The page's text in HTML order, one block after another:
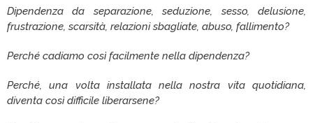
Dipendenza da separazione, seduzione, sesso, delusione,
frustrazione, scarsità, relazioni sbagliate, abuso, fallimento?
Perché cadiamo così facilmente nella dipendenza?
Perché, una volta installata nella nostra vita quotidiana,
diventa così difficile liberarsene?